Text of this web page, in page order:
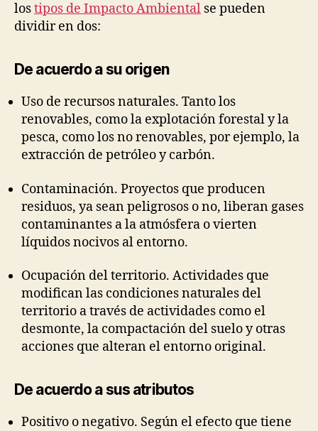
lostipos de Impacto Ambiental se pueden
dividir en dos:
De acuerdo a su origen
Uso de recursos naturales. Tanto los
renovables, como la explotación forestal y la
pesca, como los no renovables, por ejemplo, la
extracción de petróleo y carbón.
Contaminación. Proyectos que producen
residuos, ya sean peligrosos o no, liberan gases
contaminantes a la atmósfera o vierten
líquidos nocivos al entorno.
Ocupación del territorio. Actividades que
modifican las condiciones naturales del
territorio a través de actividades como el
desmonte, la compactación del suelo y otras
acciones que alteran el entorno original.
De acuerdo a sus atributos
Positivo o negativo. Según el efecto que tiene